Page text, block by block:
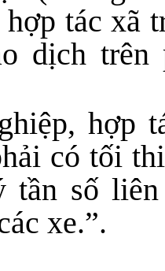
hợp tác xã
dịch trên
hợp
có tối
tần số
xe.”.